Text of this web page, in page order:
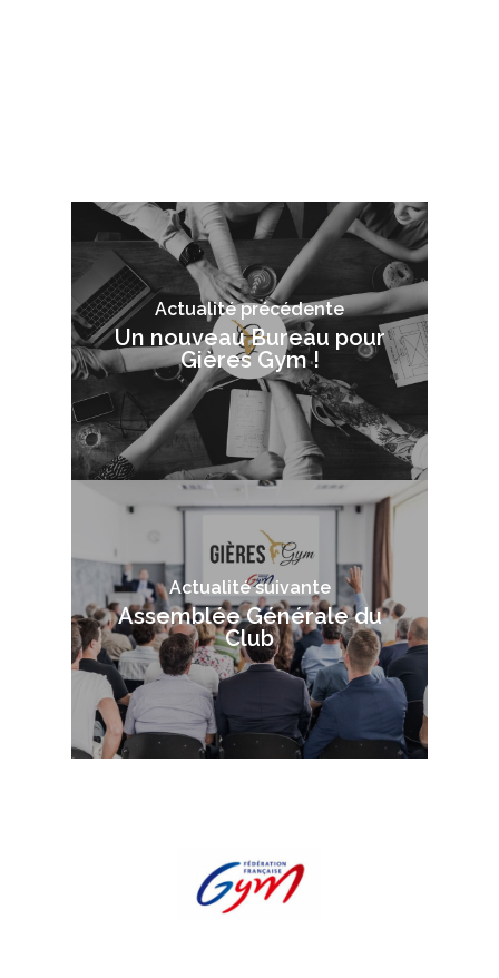
Actualité précédente
Un nouveau Bureau pour
Gières Gym !
Actualité suivante
Assemblée Générale du
Club